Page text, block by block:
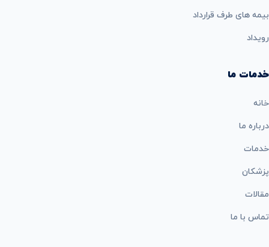
بيمه های طرف قرارداد
رویداد
خدمات ما
خانه
درباره ما
خدمات
پزشکان
مقالات
تماس با ما